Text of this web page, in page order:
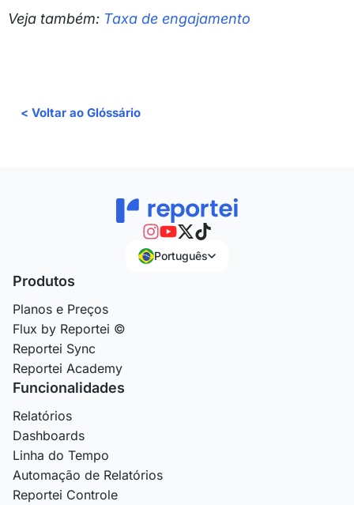
Veja também: Taxa de engajamento
< Voltar ao Glóssário
Português
Produtos
Planos e Preços
Flux by Reportei ©
Reportei Sync
Reportei Academy
Funcionalidades
Relatórios
Dashboards
Linha do Tempo
Automação de Relatórios
Reportei Controle